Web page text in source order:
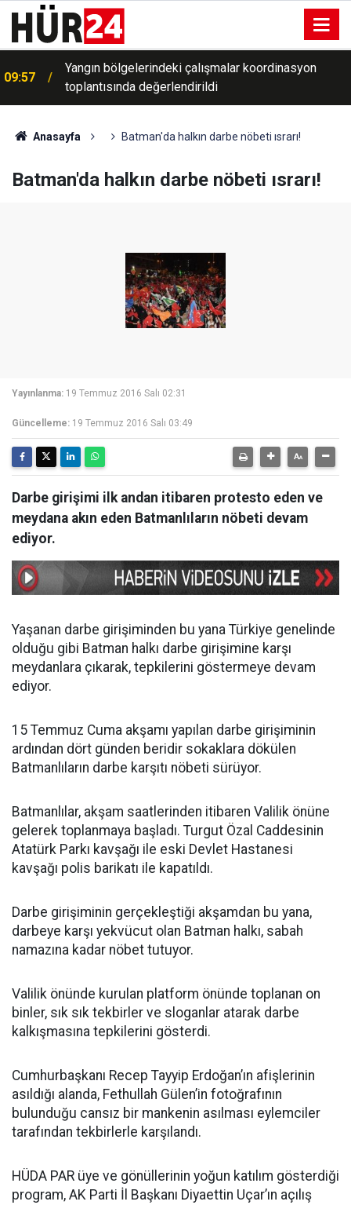
09:55 Gazze'de ateşkes ihlalleri sürüyor
Anasayfa Batman'da halkın darbe nöbeti ısrarı!
Batman'da halkın darbe nöbeti ısrarı!
Yayınlanma: 19 Temmuz 2016 Salı 02:31
Güncelleme: 19 Temmuz 2016 Salı 03:49
Darbe girişimi ilk andan itibaren protesto eden ve
meydana akın eden Batmanlıların nöbeti devam
ediyor.
Yaşanan darbe girişiminden bu yana Türkiye genelinde
olduğu gibi Batman halkı darbe girişimine karşı
meydanlara çıkarak, tepkilerini göstermeye devam
ediyor.
15 Temmuz Cuma akşamı yapılan darbe girişiminin
ardından dört günden beridir sokaklara dökülen
Batmanlıların darbe karşıtı nöbeti sürüyor.
Batmanlılar, akşam saatlerinden itibaren Valilik önüne
gelerek toplanmaya başladı. Turgut Özal Caddesinin
Atatürk Parkı kavşağı ile eski Devlet Hastanesi
kavşağı polis barikatı ile kapatıldı.
Darbe girişiminin gerçekleştiği akşamdan bu yana,
darbeye karşı yekvücut olan Batman halkı, sabah
namazına kadar nöbet tutuyor.
Valilik önünde kurulan platform önünde toplanan on
binler, sık sık tekbirler ve sloganlar atarak darbe
kalkışmasına tepkilerini gösterdi.
Cumhurbaşkanı Recep Tayyip Erdoğan’ın afişlerinin
asıldığı alanda, Fethullah Gülen’in fotoğrafının
bulunduğu cansız bir mankenin asılması eylemciler
tarafından tekbirlerle karşılandı.
HÜDA PAR üye ve gönüllerinin yoğun katılım gösterdiği
program, AK Parti İl Başkanı Diyaettin Uçar’ın açılış